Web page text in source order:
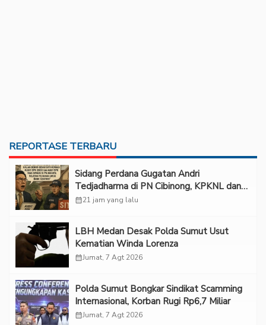
REPORTASE TERBARU
Sidang Perdana Gugatan Andri
Tedjadharma di PN Cibinong, KPKNL dan
PUPN Mangkir
calendar_month21 jam yang lalu
LBH Medan Desak Polda Sumut Usut
Kematian Winda Lorenza
calendar_monthJumat, 7 Agt 2026
Polda Sumut Bongkar Sindikat Scamming
Internasional, Korban Rugi Rp6,7 Miliar
calendar_monthJumat, 7 Agt 2026